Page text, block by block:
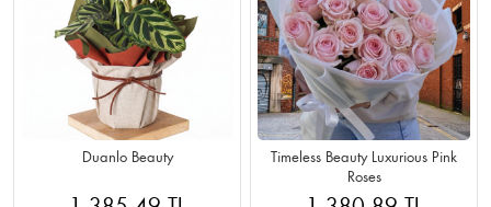
Duanlo Beauty
Timeless Beauty Luxurious Pink
Roses